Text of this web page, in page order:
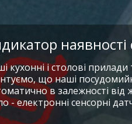
наявності
кухонні і столові прилади
що наші
в залежності від
- електронні сенсорні